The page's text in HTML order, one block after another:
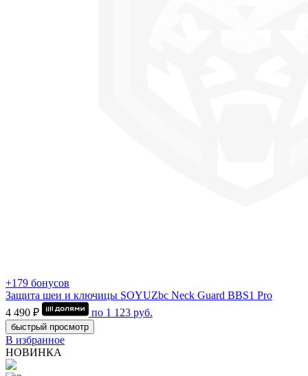
+179 бонусов
Защита шеи и ключицы SOYUZbc Neck Guard BBS1 Pro
4 490 ₽
по 1 123 руб.
быстрый просмотр
В избранное
НОВИНКА